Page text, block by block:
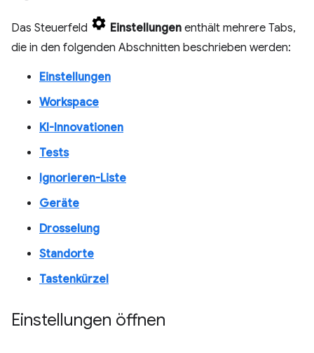
Das Steuerfeld Einstellungen enthält mehrere Tabs,
die in den folgenden Abschnitten beschrieben werden:
Einstellungen
Workspace
KI-Innovationen
Tests
Ignorieren-Liste
Geräte
Drosselung
Standorte
Tastenkürzel
Einstellungen öffnen